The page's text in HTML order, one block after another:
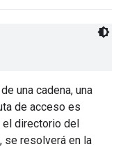
una cadena, una
de acceso es
el directorio del
se resolverá en la